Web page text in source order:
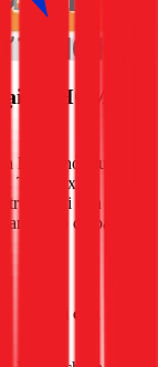
TPHCM
là câu hỏi được
Tại 1Fix,
trước khi tiến
tham khảo để bạn
Ghi chú